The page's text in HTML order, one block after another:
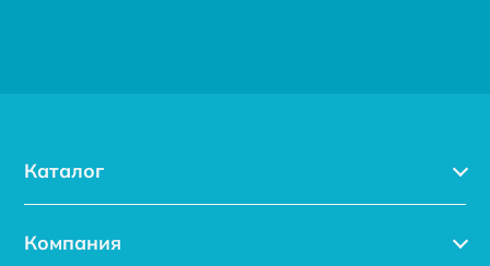
Каталог
Услуги
Компания